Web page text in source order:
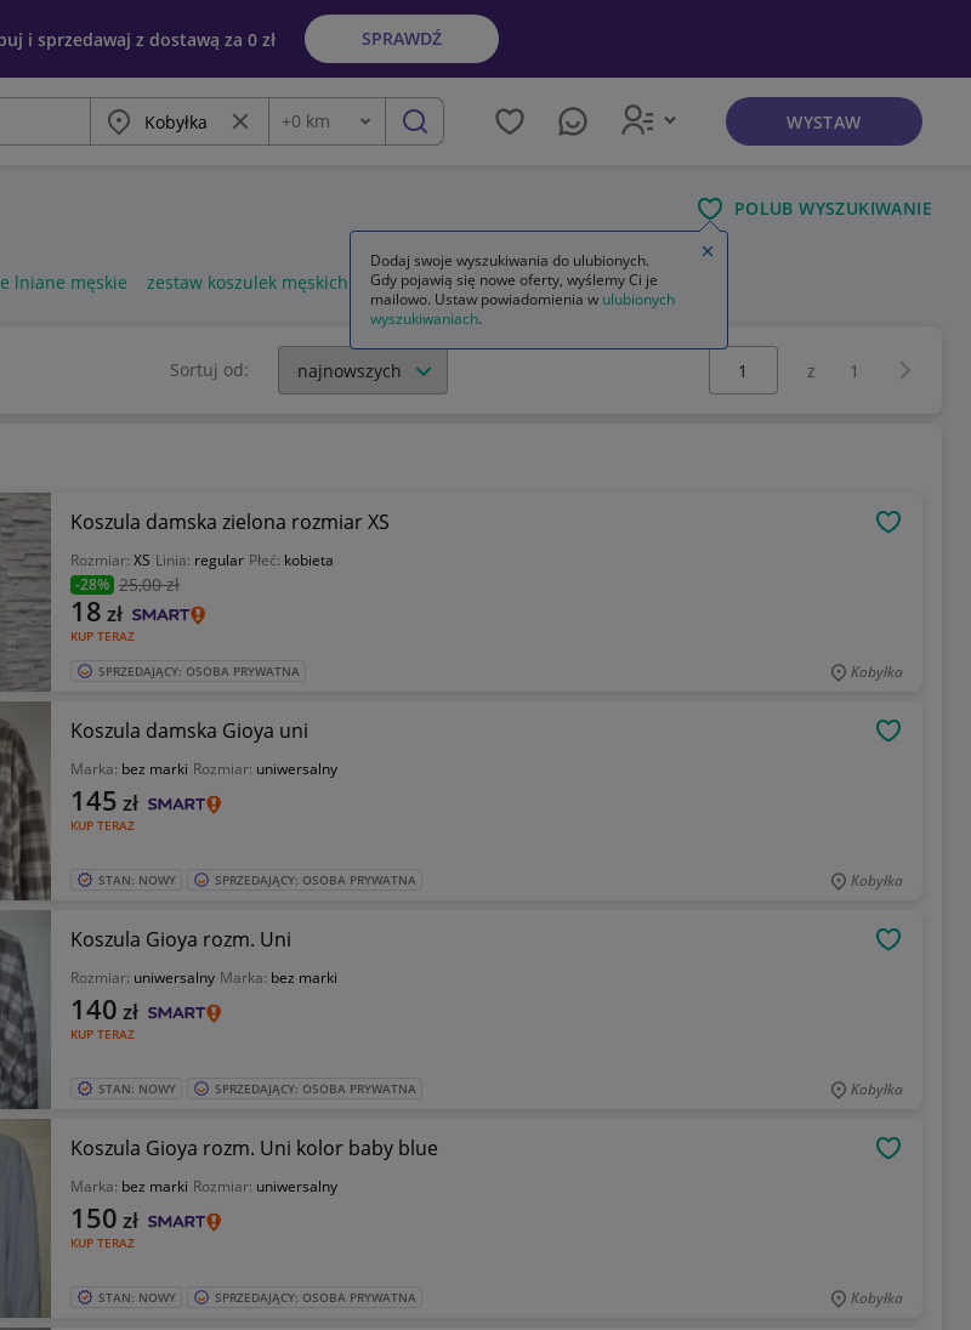
i sprzedawaj z dostawą za 0 zł SPRAWDŹ
Miasto Wyczyść frazę
Odległość
+0 km szukaj WYSTAW
POLUB WYSZUKIWANIE
lniane męskie zestaw koszulek męskich
Sortuj od:
Wybierz stronę:
z 1
Koszula damska zielona rozmiar XS
Rozmiar: XS Linia: regular Płeć: kobieta
-28% 25,00 zł
KUP TERAZ
18 zł
SPRZEDAJĄCY: OSOBA PRYWATNA Kobyłka
Koszula damska Gioya uni
Marka: bez marki Rozmiar: uniwersalny
KUP TERAZ
145 zł
STAN: NOWY SPRZEDAJĄCY: OSOBA PRYWATNA Kobyłka
Koszula Gioya rozm. Uni
Rozmiar: uniwersalny Marka: bez marki
KUP TERAZ
140 zł
STAN: NOWY SPRZEDAJĄCY: OSOBA PRYWATNA Kobyłka
Koszula Gioya rozm. Uni kolor baby blue
Marka: bez marki Rozmiar: uniwersalny
KUP TERAZ
150 zł
STAN: NOWY SPRZEDAJĄCY: OSOBA PRYWATNA Kobyłka
Dodaj swoje wyszukiwania do ulubionych.
Gdy pojawią się nowe oferty, wyślemy Ci je
mailowo. Ustaw powiadomienia w ulubionych
wyszukiwaniach.
Zamknij wskazówkę